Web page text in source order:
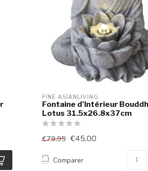
FINE ASIANLIVING
Fontaine d'Intérieur
Lotus 31.5x26.8x37cm
€79,95 €45,00
Comparer